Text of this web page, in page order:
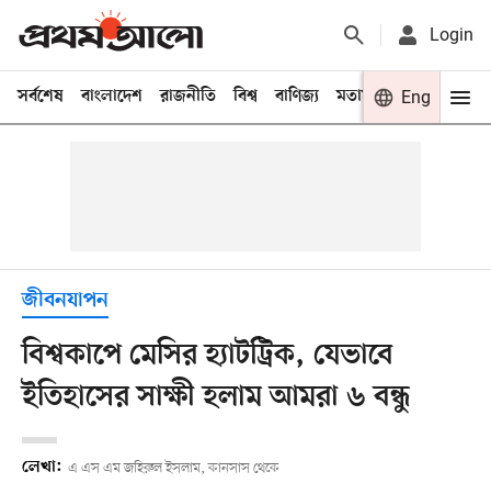
Login
সর্বশেষ বাংলাদেশ রাজনীতি বিশ্ব বাণিজ্য মতামত খেলা
Eng
জীবনযাপন
বিশ্বকাপে মেসির হ্যাটট্রিক, যেভাবে
ইতিহাসের সাক্ষী হলাম আমরা ৬ বন্ধু
লেখা: এ এস এম জহিরুল ইসলাম, কানসাস থেকে